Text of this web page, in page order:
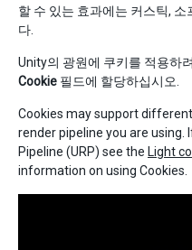
할 수 있는 효과에는 커스틱,
다.
Unity의 광원에 쿠키를 적용하
Cookie 필드에 할당하십시오.
Cookies may support
render pipeline you are using.
Pipeline (URP) see the Light
information on using Cookies.